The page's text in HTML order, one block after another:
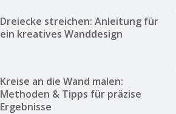
Dreiecke streichen: Anleitung für
ein kreatives Wanddesign
Kreise an die Wand malen:
Methoden & Tipps für präzise
Ergebnisse